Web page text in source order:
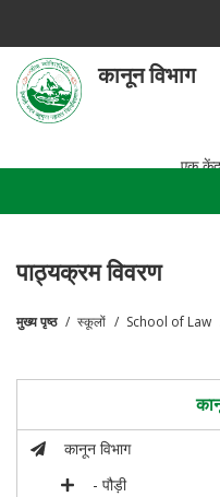
main
content
कानून विभाग
हेमवती नंदन
एक केंद्रीय
पाठ्यक्रम विवरण
मुख्य पृष्ठ स्कूलों School of Law
कानून विभाग
- पौड़ी